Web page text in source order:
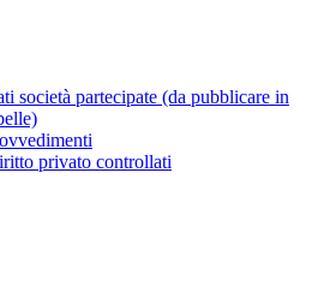
società partecipate (da pubblicare in
privato controllati